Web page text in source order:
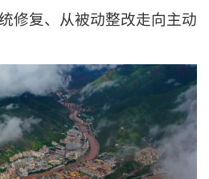
修复、从被动整改走向主动